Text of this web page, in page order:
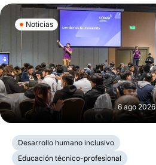
Noticias
6 ago 2026
Desarrollo humano inclusivo
Educación técnico-profesional